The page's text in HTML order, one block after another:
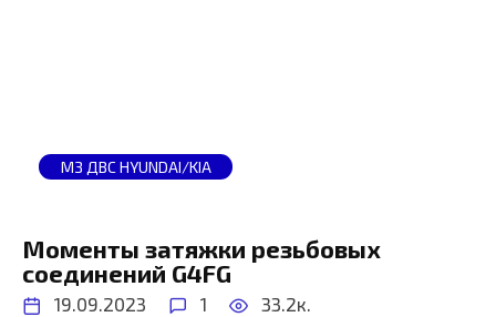
МЗ ДВС HYUNDAI/KIA
Моменты затяжки резьбовых
соединений G4FG
19.09.2023 1 33.2к.